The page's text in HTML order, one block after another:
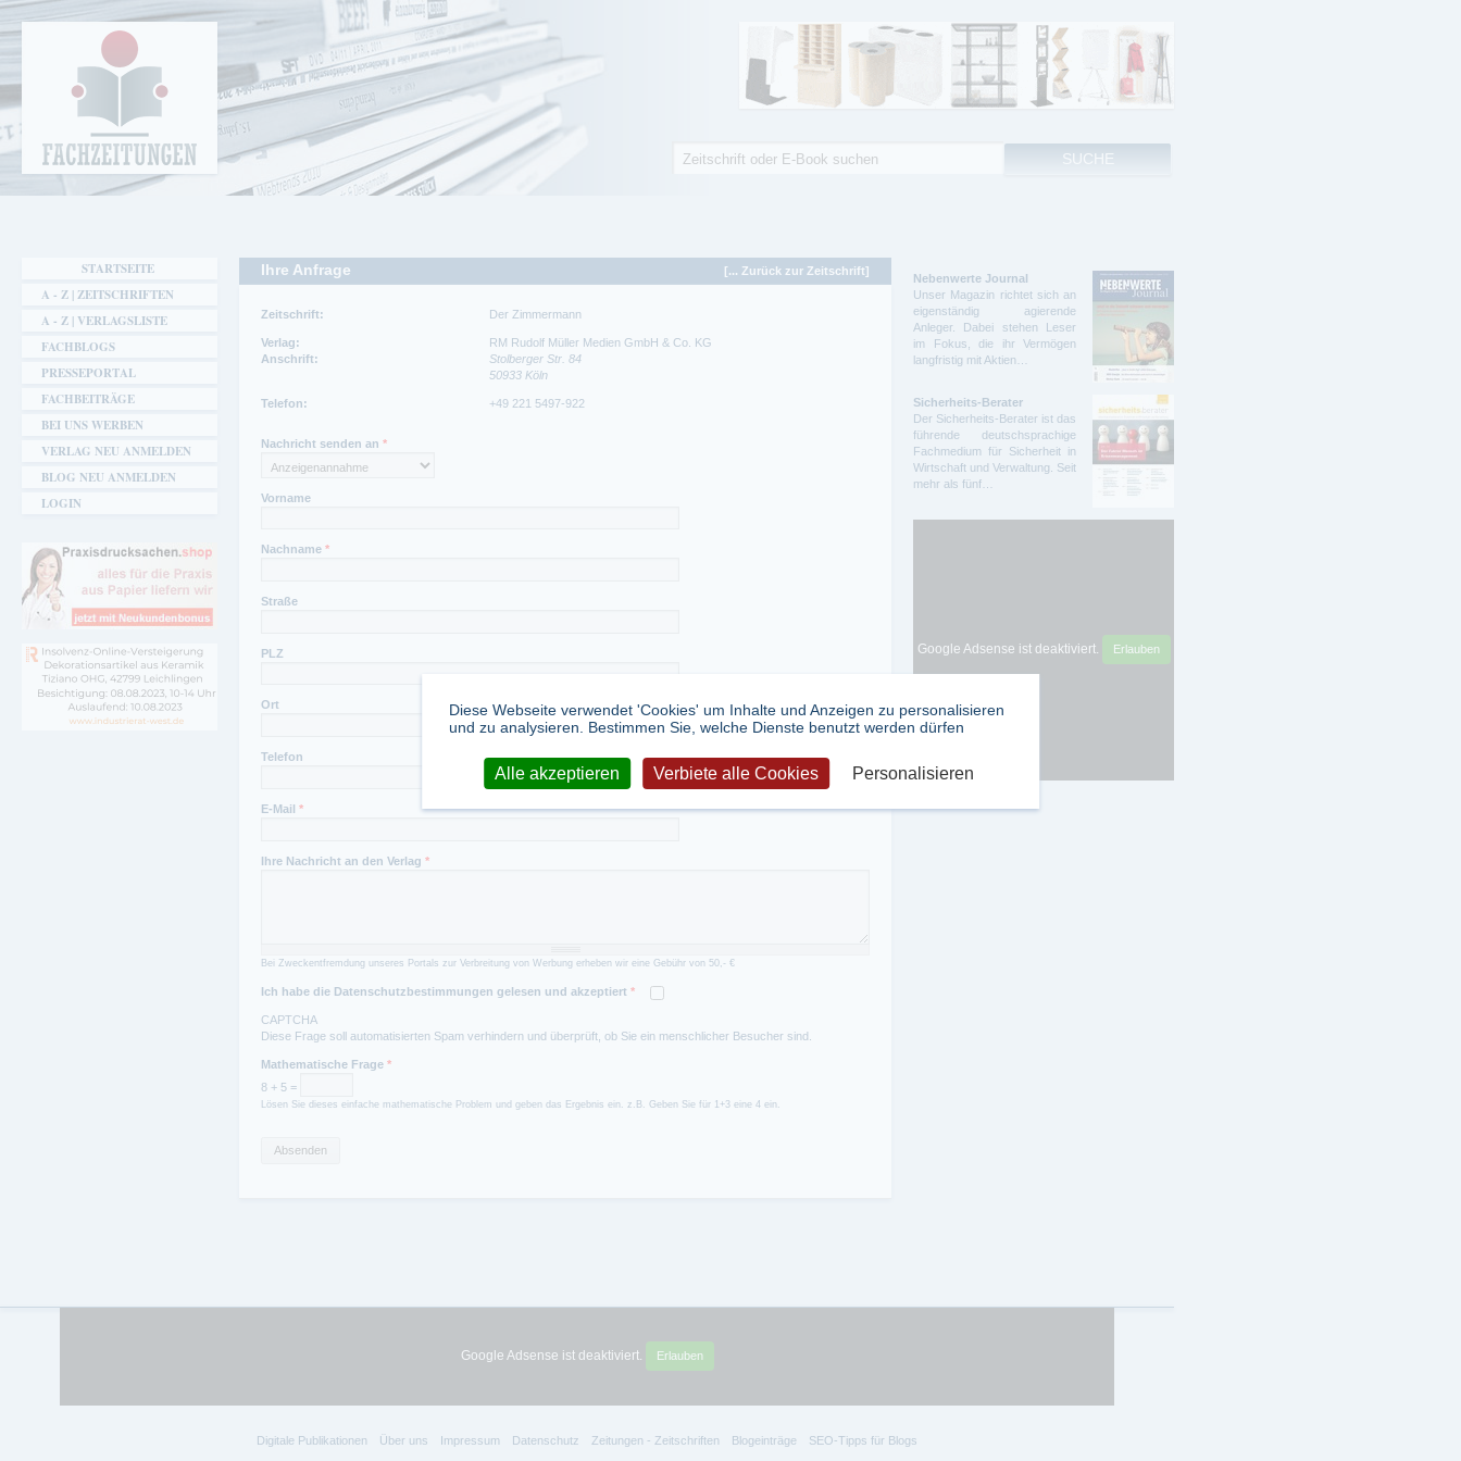
Fachzeitungen.de - Das unabhängige Portal
für Fachmagazine Fachpublikationen &
eBooks
Ihre Anfrage [... Zurück zur Zeitschrift]
Zeitschrift: Der Zimmermann
Verlag:
RM Rudolf Müller Medien GmbH & Co. KG
Anschrift:
Stolberger Str. 84
50933 Köln
Telefon:
Telefon:
+49 221 5497-922
Telefon Redaktion:
+49 221 5497-171
Nachricht senden an *
Vorname
Nachname *
Straße
PLZ
Ort
Telefon
E-Mail *
Ihre Nachricht an den Verlag *
Bei Zweckentfremdung unseres Portals zur Verbreitung von Werbung erheben wir eine Gebühr von 50,- €
Ich habe die Datenschutzbestimmungen gelesen und akzeptiert *
CAPTCHA
Diese Frage soll automatisierten Spam verhindern und überprüft, ob Sie ein menschlicher Besucher sind.
Mathematische Frage *
8 + 5 =
Lösen Sie dieses einfache mathematische Problem und geben das Ergebnis ein. z.B. Geben Sie für 1+3 eine 4 ein.
STARTSEITE
A - Z | ZEITSCHRIFTEN
A - Z | VERLAGSLISTE
FACHBLOGS
PRESSEPORTAL
FACHBEITRÄGE
BEI UNS WERBEN
VERLAG NEU ANMELDEN
BLOG NEU ANMELDEN
LOGIN
Nebenwerte Journal
Unser Magazin richtet sich an
eigenständig agierende
Anleger. Dabei stehen Leser
im Fokus, die ihr Vermögen
langfristig mit Aktien…
Sicherheits-Berater
Der Sicherheits-Berater ist das
führende deutschsprachige
Fachmedium für Sicherheit in
Wirtschaft und Verwaltung. Seit
mehr als fünf…
Google Adsense ist deaktiviert. Erlauben
Suchformular
Google Adsense ist deaktiviert. Erlauben
Digitale Publikationen Über uns Impressum Datenschutz Zeitungen - Zeitschriften Blogeinträge SEO-Tipps für Blogs
Diese Webseite verwendet 'Cookies' um Inhalte und Anzeigen zu personalisieren
und zu analysieren. Bestimmen Sie, welche Dienste benutzt werden dürfen
Alle akzeptieren Verbiete alle Cookies Personalisieren